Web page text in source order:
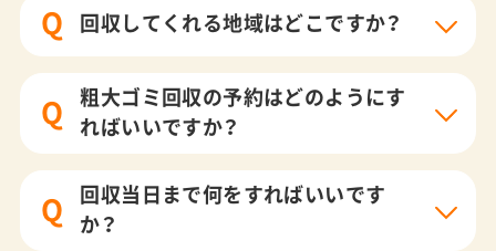
Q 回収してくれる地域はどこですか？
Q
粗大ゴミ回収の予約はどのようにす
ればいいですか？
Q
回収当日まで何をすればいいです
か？